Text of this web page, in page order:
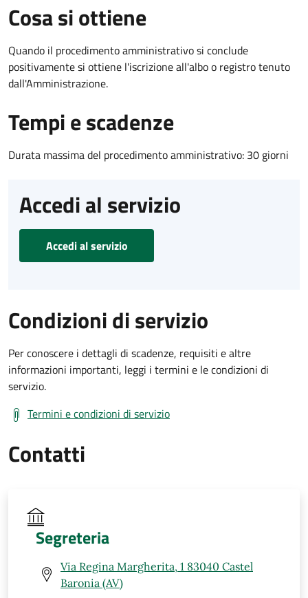
Cosa si ottiene
Quando il procedimento amministrativo si conclude
positivamente si ottiene l'iscrizione all'albo o registro tenuto
dall'Amministrazione.
Tempi e scadenze
Durata massima del procedimento amministrativo: 30 giorni
Accedi al servizio
Accedi al servizio
Condizioni di servizio
Per conoscere i dettagli di scadenze, requisiti e altre
informazioni importanti, leggi i termini e le condizioni di
servizio.
Termini e condizioni di servizio
Contatti
Segreteria
Via Regina Margherita, 1 83040 Castel
Baronia (AV)